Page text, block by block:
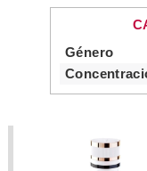
Género